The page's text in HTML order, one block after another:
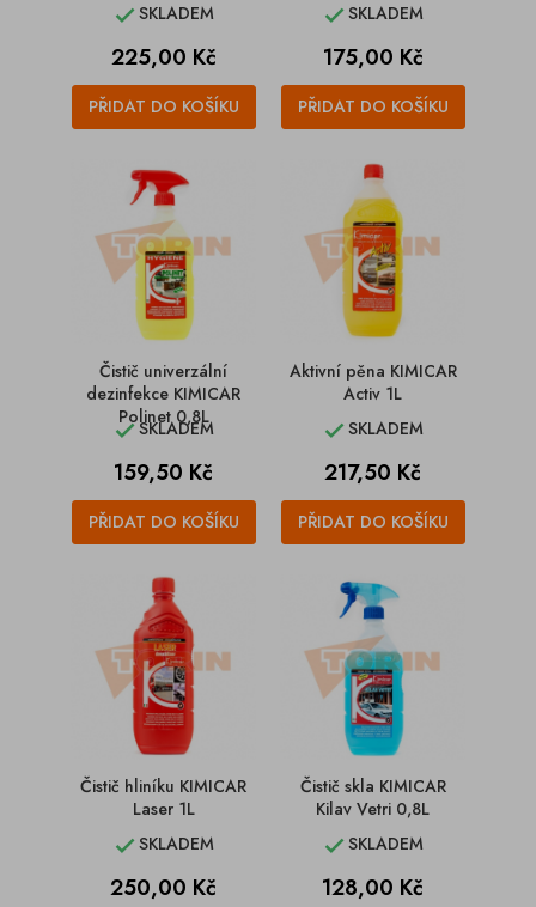
SKLADEM
Cena
225,00 Kč
PŘIDAT DO KOŠÍKU
SKLADEM
Cena
175,00 Kč
PŘIDAT DO KOŠÍKU
Čistič univerzální
dezinfekce KIMICAR
Polinet 0,8L
SKLADEM
Cena
159,50 Kč
PŘIDAT DO KOŠÍKU
Aktivní pěna KIMICAR
Activ 1L
SKLADEM
Cena
217,50 Kč
PŘIDAT DO KOŠÍKU
Čistič hliníku KIMICAR
Laser 1L
SKLADEM
Cena
250,00 Kč
Čistič skla KIMICAR
Kilav Vetri 0,8L
SKLADEM
Cena
128,00 Kč